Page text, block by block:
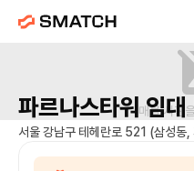
매물 사진
파르나스타워임대
서울 강남구 테헤란로 521 (삼성동